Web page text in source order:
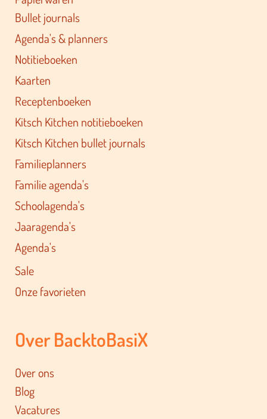
Bullet journals
Agenda's & planners
Notitieboeken
Kaarten
Receptenboeken
Kitsch Kitchen notitieboeken
Kitsch Kitchen bullet journals
Familieplanners
Familie agenda's
Schoolagenda's
Jaaragenda's
Agenda's
Sale
Onze favorieten
Over BacktoBasiX
Over ons
Blog
Vacatures